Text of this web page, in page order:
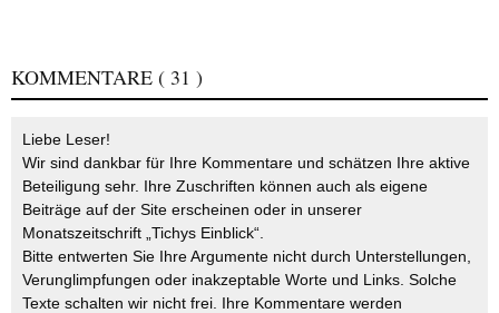
KOMMENTARE ( 31 )
Liebe Leser!
Wir sind dankbar für Ihre Kommentare und schätzen Ihre aktive
Beteiligung sehr. Ihre Zuschriften können auch als eigene
Beiträge auf der Site erscheinen oder in unserer
Monatszeitschrift „Tichys Einblick“.
Bitte entwerten Sie Ihre Argumente nicht durch Unterstellungen,
Verunglimpfungen oder inakzeptable Worte und Links. Solche
Texte schalten wir nicht frei. Ihre Kommentare werden